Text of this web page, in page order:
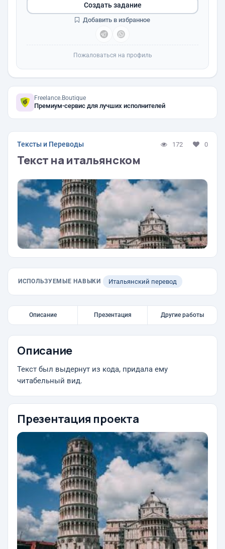
Создать задание
Добавить в избранное
Пожаловаться на профиль
Freelance.Boutique
Премиум-сервис для лучших исполнителей
Тексты и Переводы 172 0
Текст на итальянском
ИСПОЛЬЗУЕМЫЕ НАВЫКИ Итальянский перевод
Описание Презентация Другие работы
Описание
Текст был выдернут из кода, придала ему
читабельный вид.
Презентация проекта